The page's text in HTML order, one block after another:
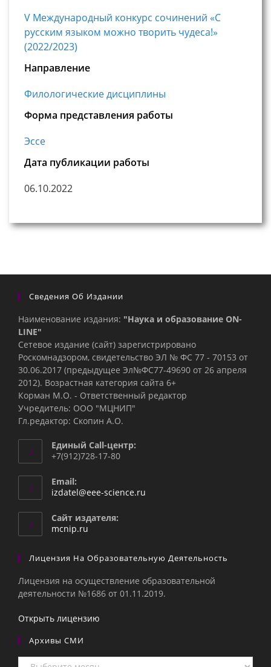
V Международный конкурс сочинений «С
русским языком можно творить чудеса!»
(2022/2023)
Направление
Филологические дисциплины
Форма представления работы
Эссе
Дата публикации работы
06.10.2022
Сведения Об Издании
Наименование издания: "Наука и образование ON-
LINE"
Сетевое издание (сайт) зарегистрировано
Роскомнадзором, свидетельство ЭЛ № ФС 77 - 70153 от
30.06.2017 (предыдущее Эл№ФC77-49690 от 26 апреля
2012). Возрастная категория сайта 6+
Корман М.О. - Ответственный редактор
Учредитель: ООО "МЦНИП"
Гл.редактор: Скопин А.О.
Единый Call-центр:
+7(912)728-17-80
Email:
izdatel@eee-science.ru
Сайт издателя:
mcnip.ru
Лицензия На Образовательную Деятельность
Лицензия на осуществление образовательной
деятельности №1686 от 01.11.2019.
Открыть лицензию
Архивы СМИ
Архивы